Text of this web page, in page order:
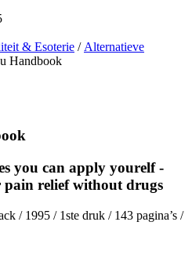
& Esoterie / Alternatieve
Handbook
you can apply yourelf -
relief without drugs
/ 1995 / 1ste druk / 143 pagina’s /